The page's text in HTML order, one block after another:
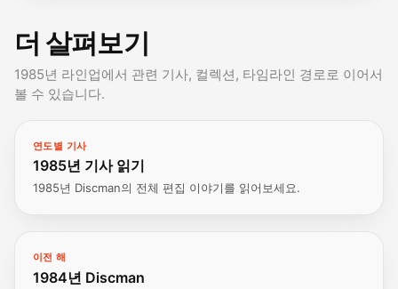
더 살펴보기
1985년 라인업에서 관련 기사, 컬렉션, 타임라인 경로로 이어서
볼 수 있습니다.
연도별 기사
1985년 기사 읽기
1985년 Discman의 전체 편집 이야기를 읽어보세요.
이전 해
1984년 Discman